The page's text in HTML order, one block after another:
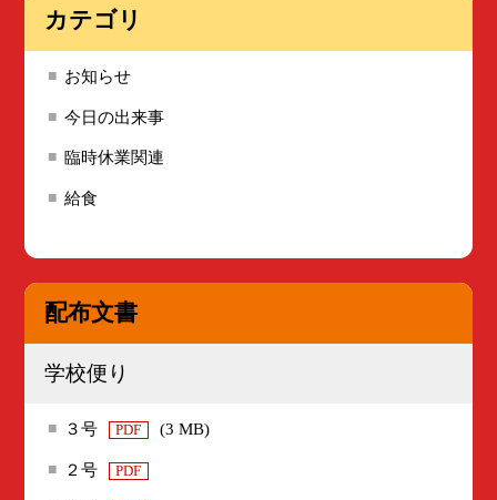
カテゴリ
お知らせ
今日の出来事
臨時休業関連
給食
配布文書
学校便り
３号 PDF (3 MB)
２号 PDF